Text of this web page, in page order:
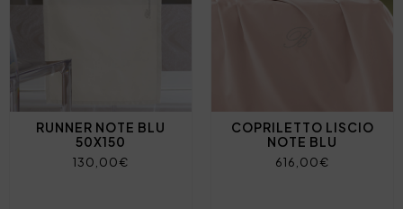
RUNNER NOTE BLU
50X150
130,00€
COPRILETTO LISCIO
NOTE BLU
616,00€